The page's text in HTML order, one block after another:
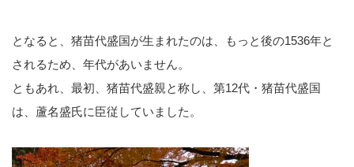
となると、猪苗代盛国が生まれたのは、もっと後の1536年と
されるため、年代があいません。
ともあれ、最初、猪苗代盛親と称し、第12代・猪苗代盛国
は、蘆名盛氏に臣従していました。